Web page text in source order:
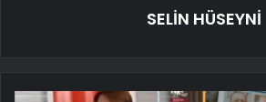
SELİN HÜSEYNİ